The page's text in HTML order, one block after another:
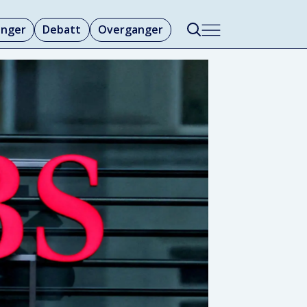
Debatt Overganger